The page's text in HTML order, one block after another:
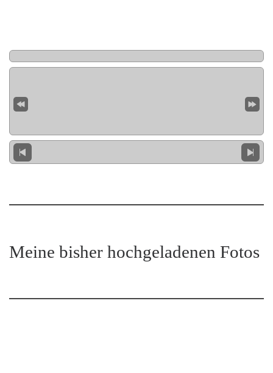
Meine bisher hochgeladenen Fotos